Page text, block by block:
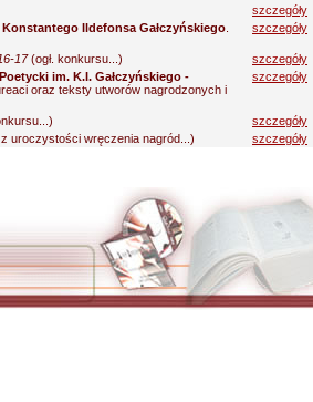
szczegóły
Ildefonsa Gałczyńskiego szczegóły
17(ogł. konkursu...)
szczegóły
im. K.I. Gałczyńskiego -
oraz teksty utworów nagrodzonych i
szczegóły
szczegóły
uroczystości wręczenia nagród...) szczegóły